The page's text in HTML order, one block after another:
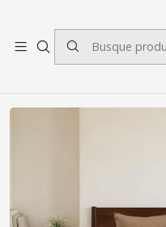
Inicio
Piecera Con